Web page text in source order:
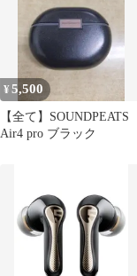
¥5,500
【全て】SOUNDPEATS
Air4 pro ブラック